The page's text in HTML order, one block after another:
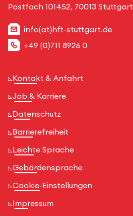
Postfach 101452, 70013 Stuttgart
info(at)hft-stuttgart.de
+49 (0)711 8926 0
Kontakt & Anfahrt
Job & Karriere
Datenschutz
Barrierefreiheit
Leichte Sprache
Gebärdensprache
Cookie-Einstellungen
Impressum